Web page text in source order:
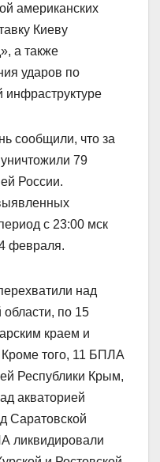
американских
Киеву
а также
ударов по
инфраструктуре
сообщили, что за
79
России.
с 23:00 мск
февраля.
над
области, по 15
краем и
того, 11 БПЛА
Республики Крым,
акваторией
Саратовской
ликвидировали